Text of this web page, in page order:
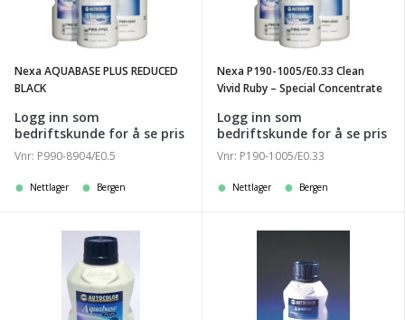
BLACK
Nexa AQUABASE PLUS REDUCED
BLACK
Logg inn som
bedriftskunde for å se pris
Vnr: P990-8904/E0.5
Nettlager Bergen
Special
Concentrate
Nexa P190-1005/E0.33 Clean
Vivid Ruby – Special Concentrate
Logg inn som
bedriftskunde for å se pris
Vnr: P190-1005/E0.33
Nettlager Bergen
AQUABASE
GOLDEN